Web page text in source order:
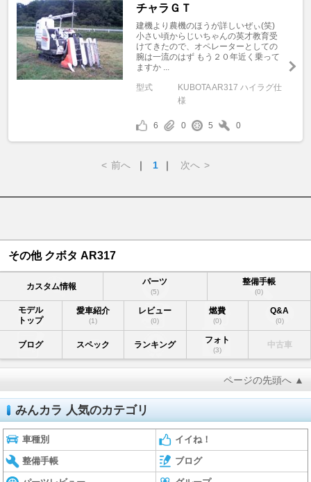
チャラＧＴ
建機より農機のほうが詳しいぜぃ(笑)
小さい頃からじいちゃんの英才教育受
けてきたので、オペレーターとしての
腕は一流のはず もう２０年近く乗って
ますか ...
型式
KUBOTA AR317 ハイラグ仕
様
6 0 5 0
< 前へ ｜ 1 ｜ 次へ >
その他 クボタ AR317
カスタム情報 パーツ
(5)
整備手帳
(0)
モデル
トップ
愛車紹介
(1)
レビュー
(0)
燃費
(0)
Q&A
(0)
ブログ スペック ランキング フォト
(3)
中古車
ページの先頭へ ▲
みんカラ 人気のカテゴリ
車種別 イイね！
整備手帳 ブログ